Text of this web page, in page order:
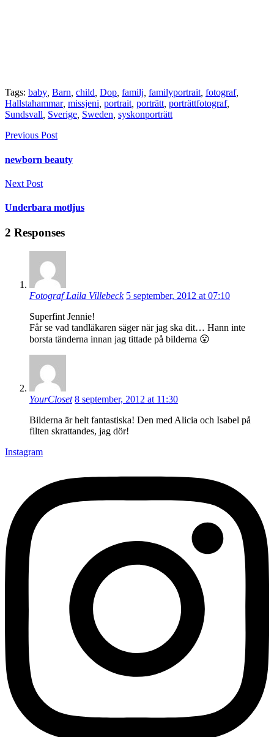
Tags: baby Barn child Dop familj familyportrait fotograf,
Hallstahammar, missjeni portrait porträtt porträttfotograf,
Sundsvall Sverige Sweden syskonporträtt
Previous Post
newborn beauty
Next Post
Underbara motljus
2 Responses
Fotograf Laila Villebeck 5 september, 2012 at 07:10
Superfint Jennie!
Får se vad tandläkaren säger när jag ska dit… Hann inte
borsta tänderna innan jag tittade på bilderna 😮
YourCloset 8 september, 2012 at 11:30
Bilderna är helt fantastiska! Den med Alicia och Isabel på
filten skrattandes, jag dör!
Instagram